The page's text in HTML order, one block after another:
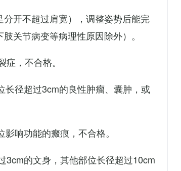
开不超过肩宽），调整姿势后能完
关节病变等病理性原因除外）。
，不合格。
径超过3cm的良性肿瘤、囊肿，或
响功能的瘢痕，不合格。
3cm的文身，其他部位长径超过10cm